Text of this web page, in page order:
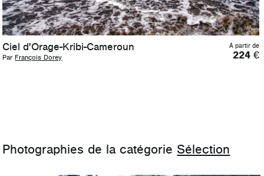
Ciel d'Orage-Kribi-Cameroun
Par François Dorey
À partir de
224€
Photographies de la catégorie Sélection